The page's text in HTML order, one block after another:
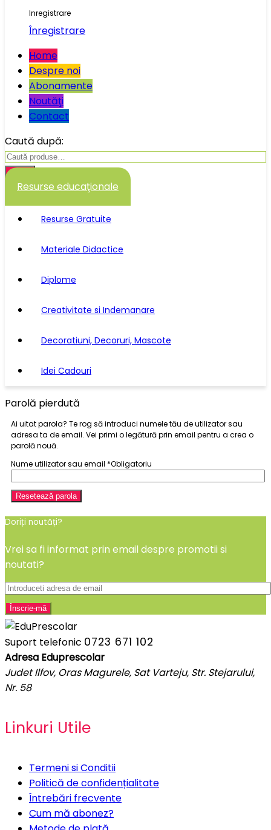
Inregistrare
Înregistrare
Home
Despre noi
Abonamente
Noutăţi
Contact
Caută după:
Caută
Resurse educaţionale
Resurse Gratuite
Materiale Didactice
Diplome
Creativitate si Indemanare
Decoratiuni, Decoruri, Mascote
Idei Cadouri
Parolă pierdută
Ai uitat parola? Te rog să introduci numele tău de utilizator sau
adresa ta de email. Vei primi o legătură prin email pentru a crea o
parolă nouă.
Nume utilizator sau email *Obligatoriu
Resetează parola
Doriți noutăți?
Vrei sa fi informat prin email despre promotii si
noutati?
Suport telefonic 0723 671 102
Adresa Eduprescolar
Judet Ilfov, Oras Magurele, Sat Varteju, Str. Stejarului,
Nr. 58
Linkuri Utile
Termeni si Conditii
Politică de confidențialitate
Întrebări frecvente
Cum mă abonez?